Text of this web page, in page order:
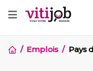
Emplois Pays